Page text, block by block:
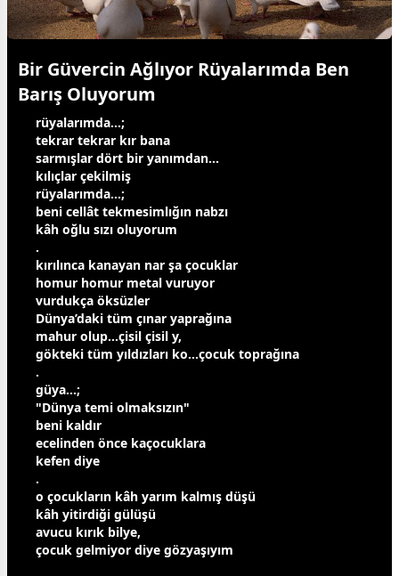
Bir Güvercin Ağlıyor Rüyalarımda Ben
Barış Oluyorum
rüyalarımda…;
tekrar tekrar kır bana
sarmışlar dört bir yanımdan...
kılıçlar çekilmiş
rüyalarımda…;
beni cellât tekmesimlığın nabzı
kâh oğlu sızı oluyorum
.
kırılınca kanayan nar şa çocuklar
homur homur metal vuruyor
vurdukça öksüzler
Dünya’daki tüm çınar yaprağına
mahur olup…çisil çisil y,
gökteki tüm yıldızları ko...çocuk toprağına
.
güya…;
"Dünya temi olmaksızın"
beni kaldır
ecelinden önce kaçocuklara
kefen diye
.
o çocukların kâh yarım kalmış düşü
kâh yitirdiği gülüşü
avucu kırık bilye,
çocuk gelmiyor diye gözyaşıyım